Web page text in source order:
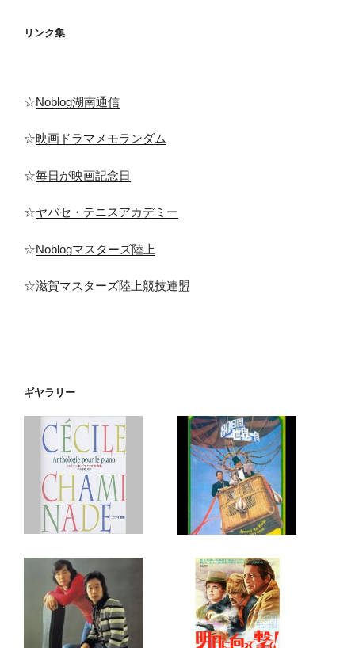
リンク集
☆Noblog湖南通信
☆映画ドラマメモランダム
☆毎日が映画記念日
☆ヤバセ・テニスアカデミー
☆Noblogマスターズ陸上
☆滋賀マスターズ陸上競技連盟
ギヤラリー